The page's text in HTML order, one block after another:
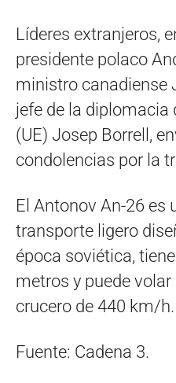
Líderes extranjeros,
presidente polaco
ministro canadiense
jefe de la diplomacia
(UE) Josep Borrell,
condolencias por la
El Antonov An-26 es
transporte ligero
época soviética,
metros y puede
crucero de 440 km/h.
Fuente: Cadena 3.